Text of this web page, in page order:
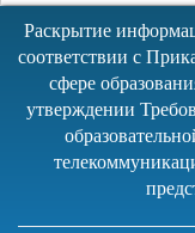
Раскрытие
соответствии с
сфере
утверждении